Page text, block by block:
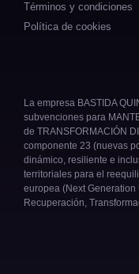
Términos y condiciones
Política de cookies
La empresa BASTIDA
subvenciones para
de TRANSFORMACIÓN
componente 23 (nuevas
dinámico, resiliente e
territoriales para el
europea (Next
Recuperación,